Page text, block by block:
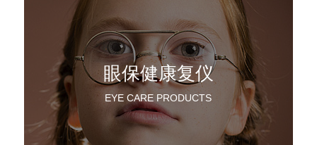
眼保健康复仪
EYE CARE PRODUCTS